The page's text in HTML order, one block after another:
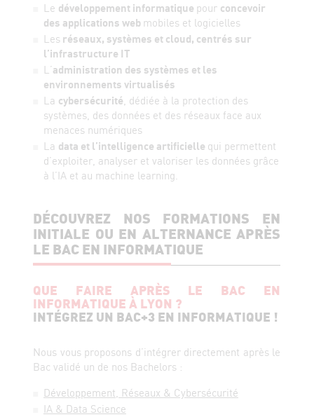
Le développement informatique pour concevoir
des applications web mobiles et logicielles
Les réseaux, systèmes et cloud, centrés sur
l’infrastructure IT
L’administration des systèmes et les
environnements virtualisés
La cybersécurité, dédiée à la protection des
systèmes, des données et des réseaux face aux
menaces numériques
La data et l’intelligence artificielle qui permettent
d’exploiter, analyser et valoriser les données grâce
à l’IA et au machine learning.
DÉCOUVREZ NOS FORMATIONS EN
INITIALE OU EN ALTERNANCE APRÈS
LE BAC EN INFORMATIQUE
QUE FAIRE APRÈS LE BAC EN
INFORMATIQUE À LYON ?
INTÉGREZ UN BAC+3 EN INFORMATIQUE !
Nous vous proposons d’intégrer directement après le
Bac validé un de nos Bachelors :
Développement, Réseaux & Cybersécurité
IA & Data Science